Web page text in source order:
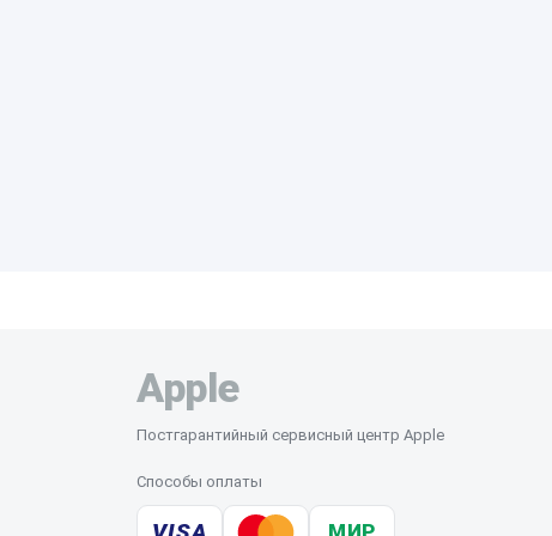
Apple
Постгарантийный сервисный центр Apple
Способы оплаты
МИР